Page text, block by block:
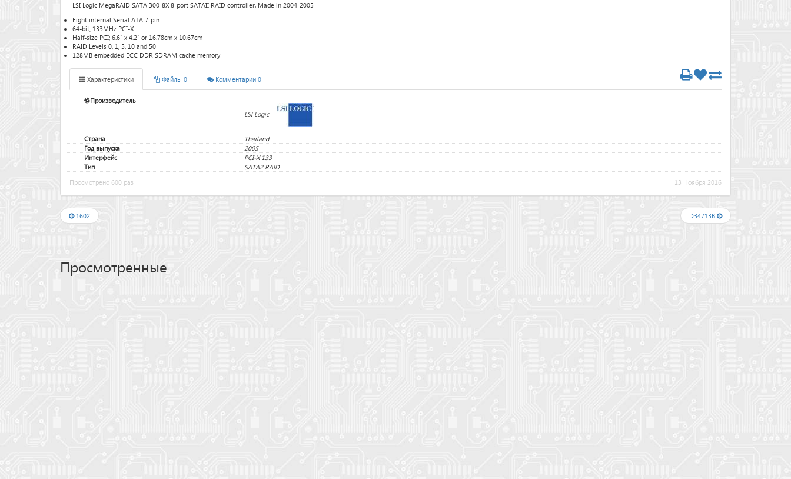
LSI Logic MegaRAID SATA 300-8X 8-port SATAII RAID controller. Made in 2004-2005
Eight internal Serial ATA 7-pin
64-bit, 133MHz PCI-X
Half-size PCI; 6.6” x 4.2” or 16.78cm x 10.67cm
RAID Levels 0, 1, 5, 10 and 50
128MB embedded ECC DDR SDRAM cache memory
Характеристики Файлы 0 Комментарии 0
Производитель
LSI Logic
Страна
Thailand
Год выпуска
2005
Интерфейс
PCI-X 133
Тип
SATA2 RAID
Просмотрено 600 раз
13 Ноября 2016
1602 D34713B
Просмотренные